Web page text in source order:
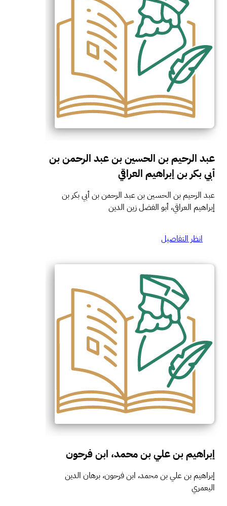
عبد الرحيم بن الحسين بن عبد الرحمن بن
أبي بكر بن إبراهيم العراقي
عبد الرحيم بن الحسين بن عبد الرحمن بن أبي بكر بن
إبراهيم العراقي، أبو الفضل زين الدين
انظر التفاصيل
إبراهيم بن علي بن محمد، ابن فرحون
إبراهيم بن علي بن محمد، ابن فرحون، برهان الدين
اليعمري